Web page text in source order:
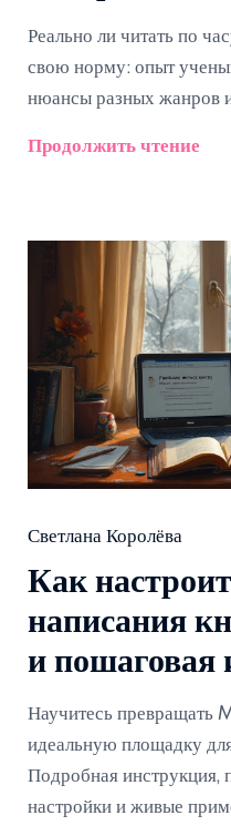
Реально ли читать по
свою норму: опыт
нюансы разных жанров
Продолжить чтение
Светлана Королёва
Как
написания
и пошаговая
Научитесь
идеальную площадку
Подробная инструкция,
настройки и живые